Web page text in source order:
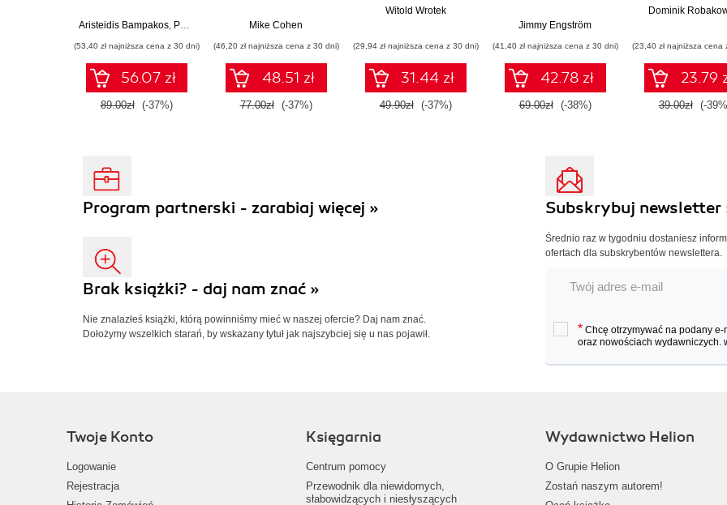
webowych z użyciem
15. Wydanie IV
Aristeidis Bampakos Pablo Deeleman
(53,40 zł najniższa cena z 30 dni)
56.07 zł
89.00zł (-37%)
koncepcji do
w Pythonie
Mike Cohen
(46,20 zł najniższa cena z 30 dni)
48.51 zł
77.00zł (-37%)
Witold Wrotek
(29,94 zł najniższa cena z 30 dni)
31.44 zł
49.90zł (-37%)
aplikacje internetowe
Wydanie II
Jimmy Engström
(41,40 zł najniższa cena z 30 dni)
42.78 zł
69.00zł (-38%)
Dominik
(23,40 zł najniższa cena
23.79
39.00zł (-
Program partnerski - zarabiaj więcej »
Brak książki? - daj nam znać »
Nie znalazłeś książki, którą powinniśmy mieć w naszej ofercie? Daj nam znać.
Dołożymy wszelkich starań, by wskazany tytuł jak najszybciej się u nas pojawił.
Subskrybuj newsletter
Średnio raz w tygodniu dostaniesz
ofertach dla subskrybentów newslettera.
* Chcę otrzymywać na podany
oraz nowościach wydawniczych.
Twoje Konto
Logowanie
Rejestracja
Księgarnia
Centrum pomocy
Przewodnik dla niewidomych,
słabowidzących i niesłyszących
Wydawnictwo Helion
O Grupie Helion
Zostań naszym autorem!